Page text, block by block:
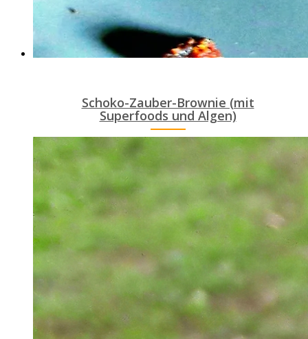
Schoko-Zauber-Brownie (mit
Superfoods und Algen)
ANEMPTYTEXTLLINE